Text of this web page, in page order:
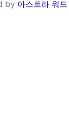
by 아스트라 워드